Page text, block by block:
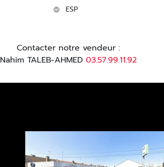
ESP
Contacter notre vendeur :
Nahim TALEB-AHMED 03.57.99.11.92